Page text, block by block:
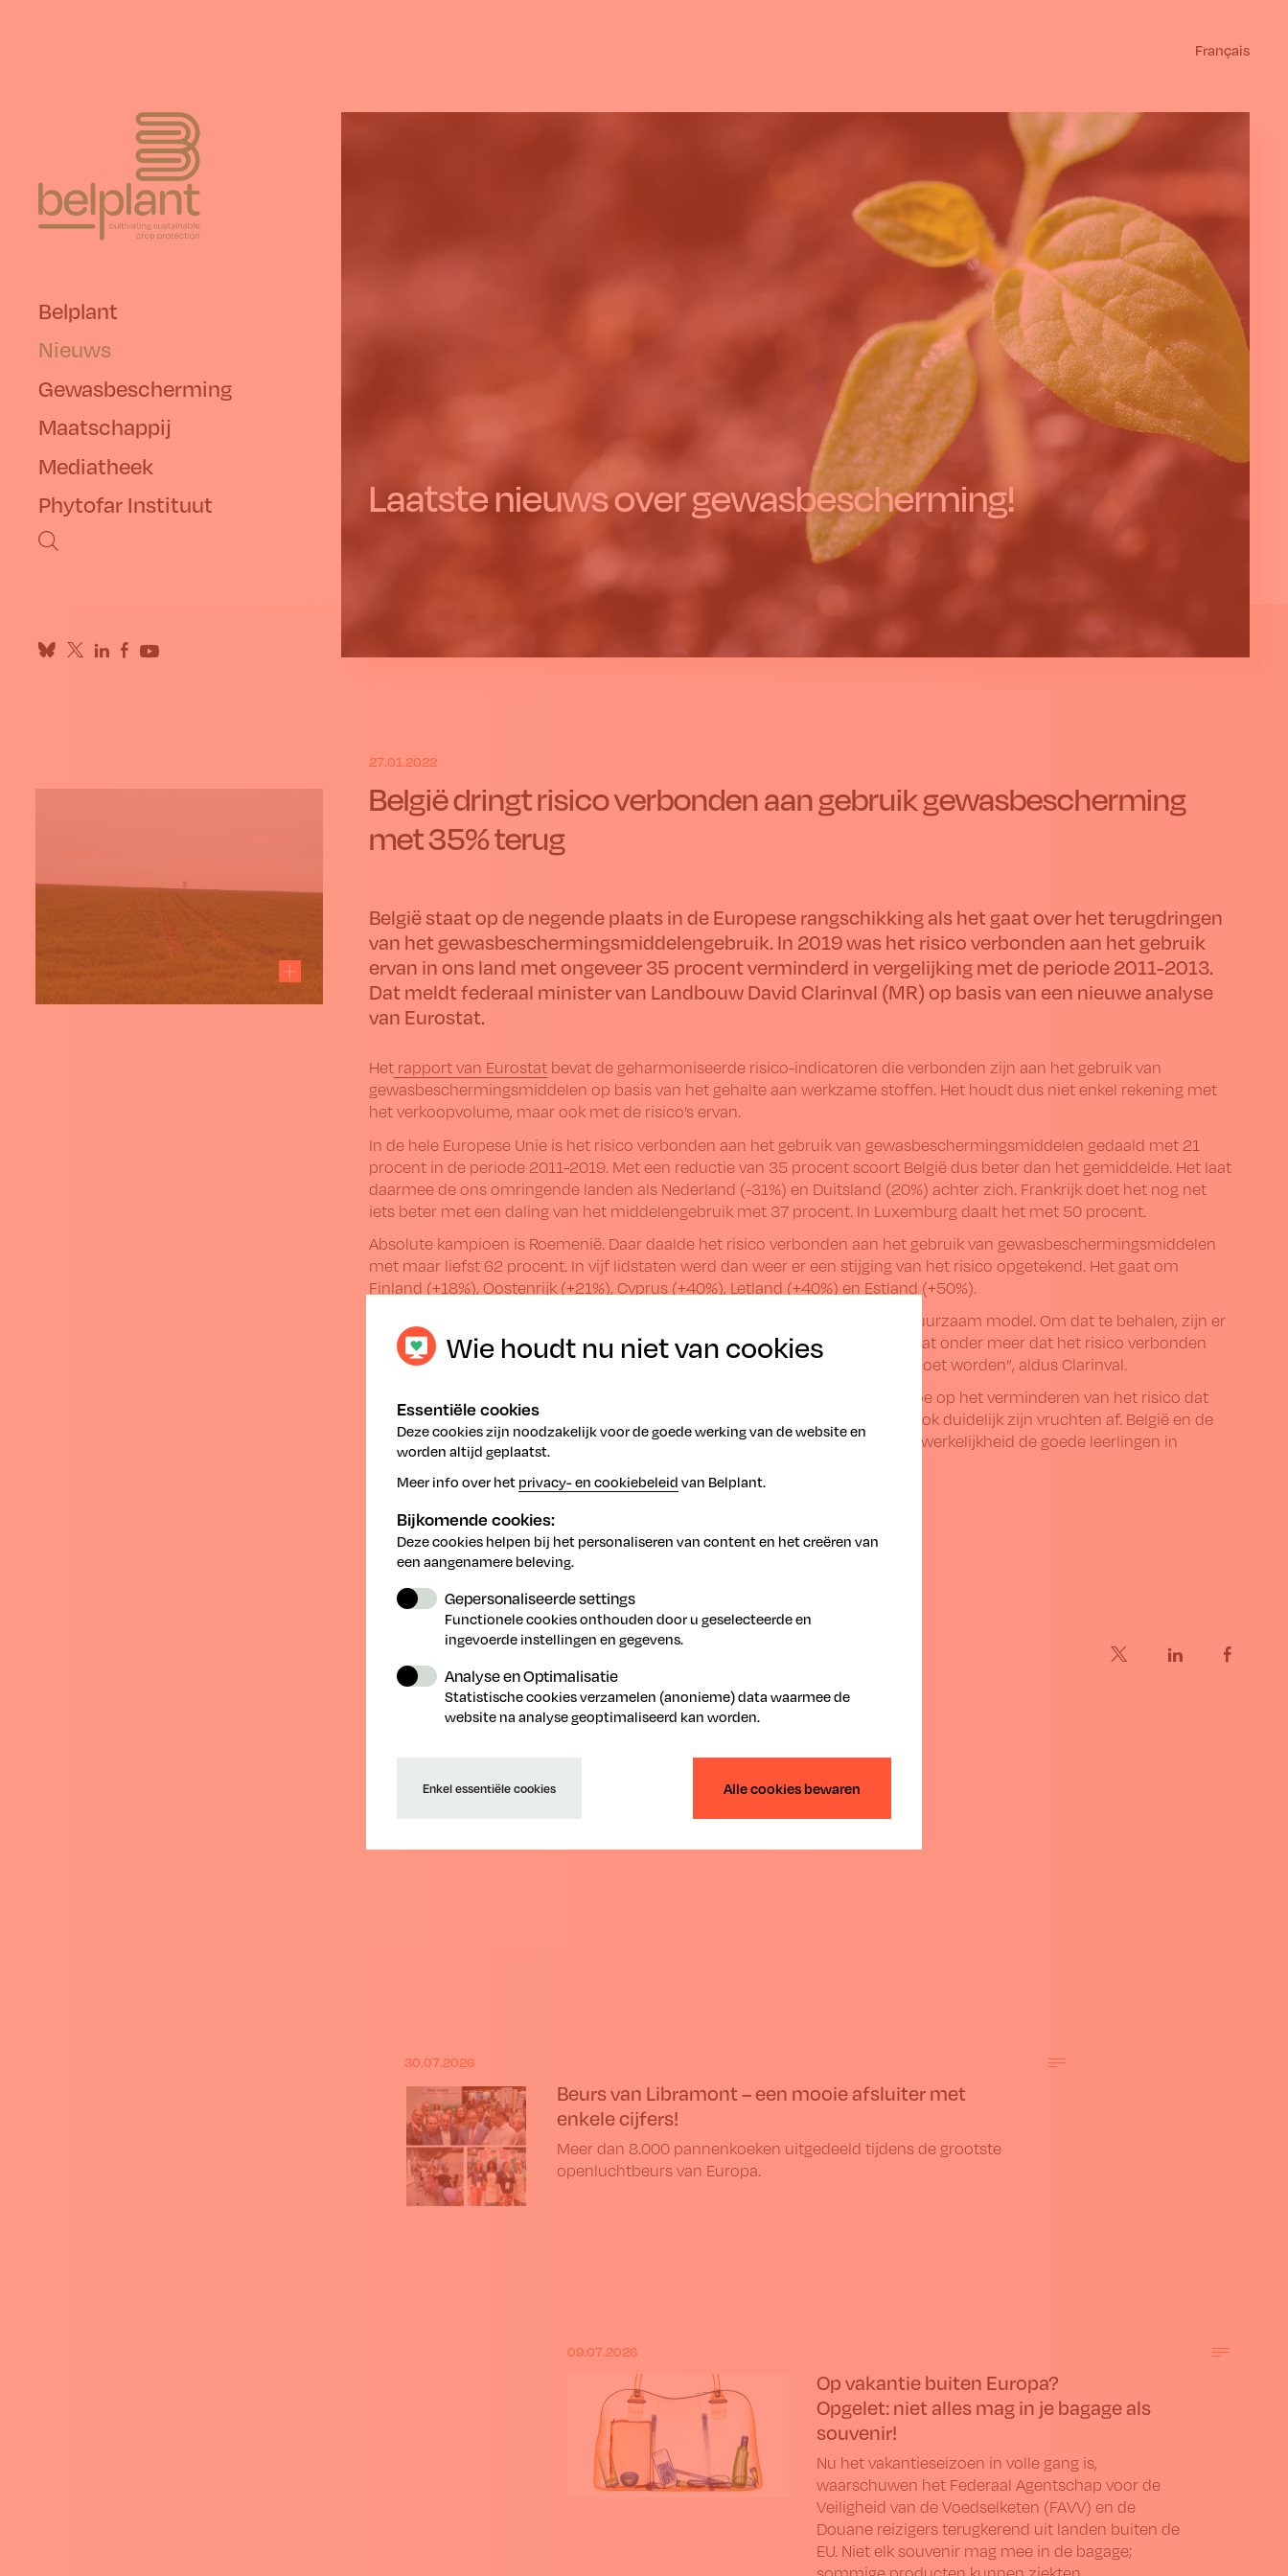
Français
Belplant
Nieuws
Gewasbescherming
Maatschappij
Mediatheek
Phytofar Instituut
Laatste nieuws over gewasbescherming!
27.01.2022
België dringt risico verbonden aan gebruik gewasbescherming
met 35% terug
België staat op de negende plaats in de Europese rangschikking als het gaat over het terugdringen
van het gewasbeschermingsmiddelengebruik. In 2019 was het risico verbonden aan het gebruik
ervan in ons land met ongeveer 35 procent verminderd in vergelijking met de periode 2011-2013.
Dat meldt federaal minister van Landbouw David Clarinval (MR) op basis van een nieuwe analyse
van Eurostat.
Het rapport van Eurostatbevat de geharmoniseerde risico-indicatoren die verbonden zijn aan het gebruik van
gewasbeschermingsmiddelen op basis van het gehalte aan werkzame stoffen. Het houdt dus niet enkel rekening met
het verkoopvolume, maar ook met de risico’s ervan.
In de hele Europese Unie is het risico verbonden aan het gebruik van gewasbeschermingsmiddelen gedaald met 21
procent in de periode 2011-2019. Met een reductie van 35 procent scoort België dus beter dan het gemiddelde. Het laat
daarmee de ons omringende landen als Nederland (-31%) en Duitsland (20%) achter zich. Frankrijk doet het nog net
iets beter met een daling van het middelengebruik met 37 procent. In Luxemburg daalt het met 50 procent.
Absolute kampioen is Roemenië. Daar daalde het risico verbonden aan het gebruik van gewasbeschermingsmiddelen
met maar liefst 62 procent. In vijf lidstaten werd dan weer er een stijging van het risico opgetekend. Het gaat om
Finland (+18%), Oostenrijk (+21%), Cyprus (+40%), Letland (+40%) en Estland (+50%).
De Europese Unie wil haar voedselsysteem laten evolueren naar een meer duurzaam model. Om dat te behalen, zijn er
concrete strategieën uitgewerkt, zoals de ‘farm-to-fork’-strategie. “Daarin staat onder meer dat het risico verbonden
aan het gebruik van gewasbeschermingsmiddelen tegen 2030 gehalveerd moet worden”, aldus Clarinval.
De minister is tevreden met de resultaten. "Ons land legt zich steeds meer toe op het verminderen van het risico dat
verbonden is aan het gebruik van gewasbeschermingsmiddelen. Dat werpt ook duidelijk zijn vruchten af. België en de
Belgische landbouwers in het bijzonder, die vaak bekritiseerd worden, zijn in werkelijkheid de goede leerlingen in
Europa en de rest van de wereld", meent Clarinval.
30.07.2026
Beurs van Libramont – een mooie afsluiter met
enkele cijfers!
Meer dan 8.000 pannenkoeken uitgedeeld tijdens de grootste
openluchtbeurs van Europa.
09.07.2026
Op vakantie buiten Europa?
Opgelet: niet alles mag in je bagage als
souvenir!
Nu het vakantieseizoen in volle gang is,
waarschuwen het Federaal Agentschap voor de
Veiligheid van de Voedselketen (FAVV) en de
Douane reizigers terugkerend uit landen buiten de
EU. Niet elk souvenir mag mee in de bagage;
Wie houdt nu niet van cookies
Essentiële cookies
Deze cookies zijn noodzakelijk voor de goede werking van de website en
worden altijd geplaatst.
Meer info over het privacy- en cookiebeleid van Belplant.
Bijkomende cookies:
Deze cookies helpen bij het personaliseren van content en het creëren van
een aangenamere beleving.
Gepersonaliseerde settings
Functionele cookies onthouden door u geselecteerde en
ingevoerde instellingen en gegevens.
Analyse en Optimalisatie
Statistische cookies verzamelen (anonieme) data waarmee de
website na analyse geoptimaliseerd kan worden.
Enkel essentiële cookies Alle cookies bewaren